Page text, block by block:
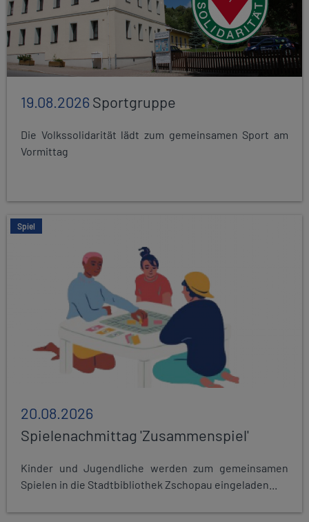
19.08.2026Sportgruppe
Die Volkssolidarität lädt zum gemeinsamen Sport am
Vormittag
Spiel
20.08.2026
Spielenachmittag 'Zusammenspiel'
Kinder und Jugendliche werden zum gemeinsamen
Spielen in die Stadtbibliothek Zschopau eingeladen...